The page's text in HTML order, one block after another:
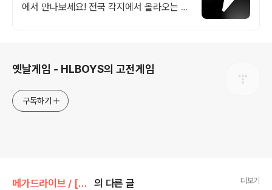
에서 만나보세요! 전국 각지에서 올라오는 전
옛날게임 - HLBOYS의 고전게임
구독하기
메가드라이브 / [GEN] [MD]/액션/아케이드 의 다른 글 더보기